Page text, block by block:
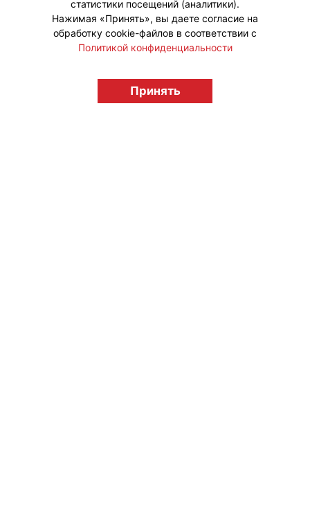
licensingrussia.ru, 2009-2026 12+
статистики посещений (аналитики).
Нажимая «Принять», вы даете согласие на
обработку cookie-файлов в соответствии с
Политикой конфиденциальности
Принять